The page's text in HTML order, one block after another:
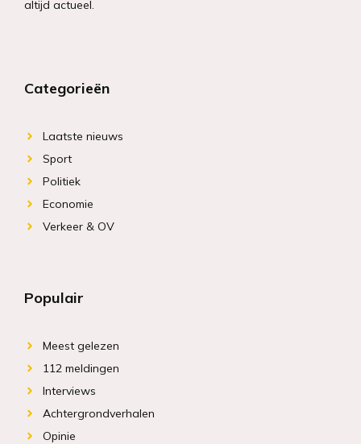
altijd actueel.
Categorieën
Laatste nieuws
Sport
Politiek
Economie
Verkeer & OV
Populair
Meest gelezen
112 meldingen
Interviews
Achtergrondverhalen
Opinie